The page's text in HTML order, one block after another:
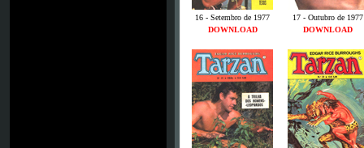
16 - Setembro de 1977
17 - Outubro de 1977
DOWNLOAD
DOWNLOAD